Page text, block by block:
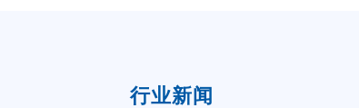
行业新闻